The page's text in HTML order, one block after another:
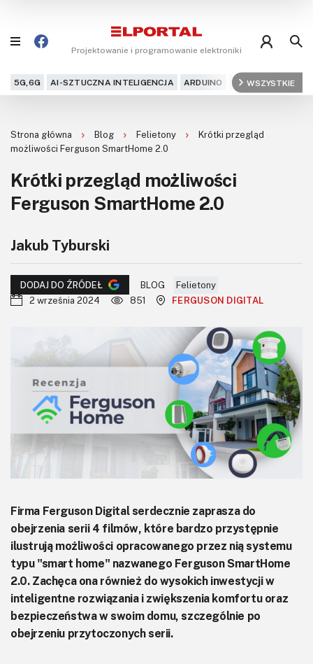
Projektowanie i programowanie elektroniki
5G,6G AI-SZTUCZNA INTELIGENCJA ARDUINO ARM AUDIO
WSZYSTKIE
Projekty
Kursy
DIY+
Czytelnia
Dla Ciebie
Kontakt
Newsletter
Magazyny
Archiwum
Do pobrania
Strona główna Blog Felietony
Krótki przegląd
możliwości Ferguson SmartHome 2.0
Krótki przegląd możliwości
Ferguson SmartHome 2.0
Jakub Tyburski
DODAJ DO ŹRÓDEŁ BLOG
Felietony
2 września 2024
851 FERGUSON DIGITAL
Firma Ferguson Digital serdecznie zaprasza do
obejrzenia serii 4 filmów, które bardzo przystępnie
ilustrują możliwości opracowanego przez nią systemu
typu "smart home" nazwanego Ferguson SmartHome
2.0. Zachęca ona również do wysokich inwestycji w
inteligentne rozwiązania i zwiększenia komfortu oraz
bezpieczeństwa w swoim domu, szczególnie po
obejrzeniu przytoczonych serii.